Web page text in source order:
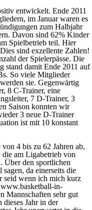
entwickelt. Ende 2011
im Januar waren es
zum Halbjahr
Davon sind 62% Kinder
Spielbetrieb teil. Hier
sind exzellente Zahlen!
der Spielerpässe. Die
stand damit Ende 2011 auf
So viele Mitglieder
sie. Gegenwärtig
8 C-Trainer, eine
7 D-Trainer, 3
Saison konnten wir
3 neue D-Trainer
ist mit 10 konstant
4 bis zu 62 Jahren ab,
am Ligabetrieb von
Über den sportlichen
da einerseits die
seid wenn ich mich kurz
www.basketball-in-
Mannschaften sehr gut
Jahr in der